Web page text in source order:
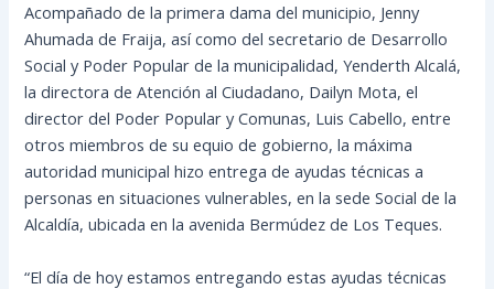
Acompañado de la primera dama del municipio, Jenny
Ahumada de Fraija, así como del secretario de Desarrollo
Social y Poder Popular de la municipalidad, Yenderth Alcalá,
la directora de Atención al Ciudadano, Dailyn Mota, el
director del Poder Popular y Comunas, Luis Cabello, entre
otros miembros de su equio de gobierno, la máxima
autoridad municipal hizo entrega de ayudas técnicas a
personas en situaciones vulnerables, en la sede Social de la
Alcaldía, ubicada en la avenida Bermúdez de Los Teques.
“El día de hoy estamos entregando estas ayudas técnicas